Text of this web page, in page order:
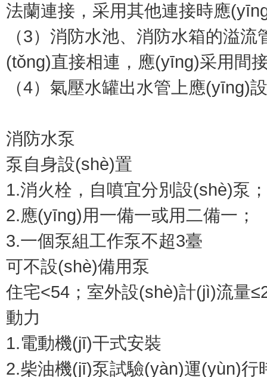
法蘭連接，采用其他連接時應(yīng)
（3）消防水池、消防水箱的溢
(tǒng)直接相連，應(yīng)采用間
（4）氣壓水罐出水管上應(yīng)
消防水泵
泵自身設(shè)置
1.消火栓，自噴宜分別設(shè)泵；
2.應(yīng)用一備一或用二備一；
3.一個泵組工作泵不超3臺
可不設(shè)備用泵
住宅<54；室外設(shè)計(jì)流
動力
1.電動機(jī)干式安裝
2.柴油機(jī)泵試驗(yàn)運(yùn)